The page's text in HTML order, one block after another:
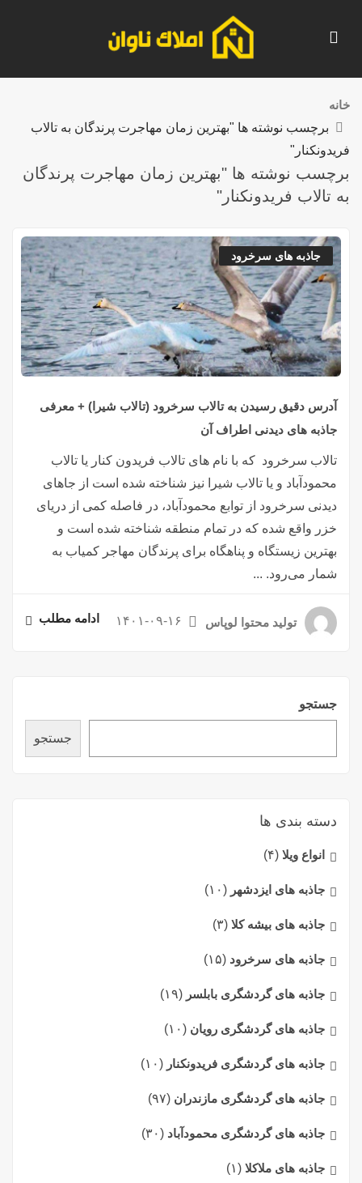
خانه
برچسب نوشته ها "بهترین زمان مهاجرت پرندگان به تالاب
فریدونکنار"
برچسب نوشته ها "بهترین زمان مهاجرت پرندگان
به تالاب فریدونکنار"
جستجو
جستجو
دسته بندی ها
انواع ویلا (۴)
جاذبه های ایزدشهر (۱۰)
جاذبه های بیشه کلا (۳)
جاذبه های سرخرود (۱۵)
جاذبه های گردشگری بابلسر (۱۹)
جاذبه های گردشگری رویان (۱۰)
جاذبه های گردشگری فریدونکنار (۱۰)
جاذبه های گردشگری مازندران (۹۷)
جاذبه های گردشگری محمودآباد (۳۰)
جاذبه های ملاکلا (۱)
جاذبه های سرخرود
آدرس دقیق رسیدن به تالاب سرخرود (تالاب شیرا) + معرفی
جاذبه های دیدنی اطراف آن
تالاب سرخرود که با نام های تالاب فریدون کنار یا تالاب
محمودآباد و یا تالاب شیرا نیز شناخته شده است از جاهای
دیدنی سرخرود از توابع محمودآباد، در فاصله کمی از دریای
خزر واقع شده که در تمام منطقه شناخته شده است و
بهترین زیستگاه و پناهگاه برای پرندگان مهاجر کمیاب به
شمار می‌رود. ...
تولید محتوا لوپاس ۱۴۰۱-۰۹-۱۶ ادامه مطلب